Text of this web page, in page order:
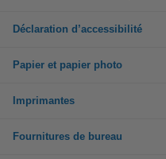
Déclaration d’accessibilité
Papier et papier photo
Imprimantes
Fournitures de bureau